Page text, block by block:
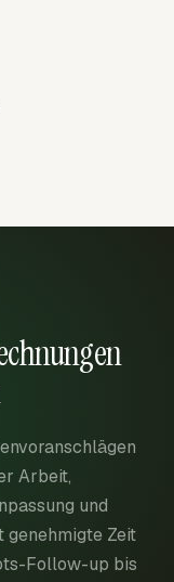
Arbeit,
und
genehmigte Zeit
Follow-up bis